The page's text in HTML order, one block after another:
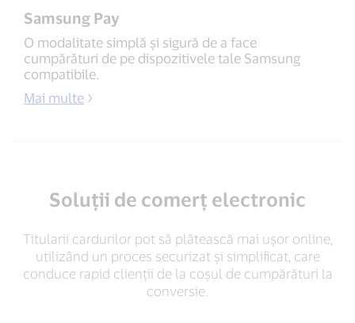
Samsung Pay
O modalitate simplă și sigură de a face
cumpărături de pe dispozitivele tale Samsung
compatibile.
Mai multe
Soluții de comerț electronic
Titularii cardurilor pot să plătească mai uşor online,
utilizând un proces securizat și simplificat, care
conduce rapid clienții de la coșul de cumpărături la
conversie.